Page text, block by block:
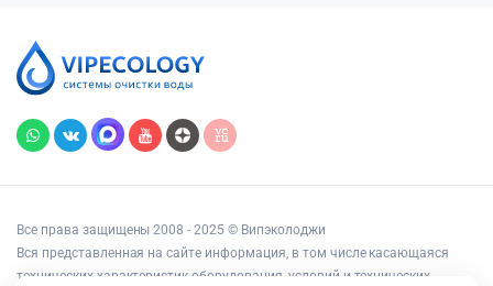
Все права защищены 2008 - 2025 © Випэколоджи
Вся представленная на сайте информация, в том числе касающаяся
технических характеристик оборудования, условий и технических